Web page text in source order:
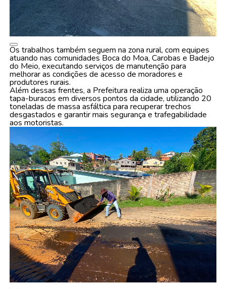
Os trabalhos também seguem na zona rural, com equipes
atuando nas comunidades Boca do Moa, Carobas e Badejo
do Meio, executando serviços de manutenção para
melhorar as condições de acesso de moradores e
produtores rurais.
Além dessas frentes, a Prefeitura realiza uma operação
tapa-buracos em diversos pontos da cidade, utilizando 20
toneladas de massa asfáltica para recuperar trechos
desgastados e garantir mais segurança e trafegabilidade
aos motoristas.